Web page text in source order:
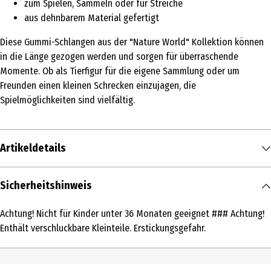
zum Spielen, Sammeln oder für Streiche
aus dehnbarem Material gefertigt
Diese Gummi-Schlangen aus der "Nature World" Kollektion können
in die Länge gezogen werden und sorgen für überraschende
Momente. Ob als Tierfigur für die eigene Sammlung oder um
Freunden einen kleinen Schrecken einzujagen, die
Spielmöglichkeiten sind vielfältig.
Artikeldetails
Inhalt
Produkttyp
Sicherheitshinweis
Achtung! Nicht für Kinder unter 36 Monaten geeignet ### Achtung!
Enthält verschluckbare Kleinteile. Erstickungsgefahr.